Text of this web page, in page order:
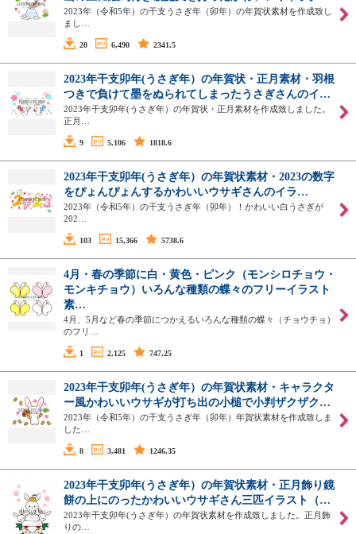
2023年（令和5年）の干支うさぎ年（卯年）の年賀状素材を作成致し
まし…
20 6,490 2341.5
2023年干支卯年(うさぎ年）の年賀状・正月素材・羽根
つきで負けて墨をぬられてしまったうさぎさんのイ…
2023年干支卯年(うさぎ年）の年賀状・正月素材を作成致しました。
正月…
9 5,106 1818.6
2023年干支卯年(うさぎ年）の年賀状素材・2023の数字
をぴょんぴょんするかわいいウサギさんのイラ…
2023年（令和5年）の干支うさぎ年（卯年）！かわいい白うさぎが
202…
103 15,366 5738.6
4月・春の季節に白・黄色・ピンク（モンシロチョウ・
モンキチョウ）いろんな種類の蝶々のフリーイラスト
素…
4月、5月など春の季節につかえるいろんな種類の蝶々（チョウチョ）
のフリ…
1 2,125 747.25
2023年干支卯年(うさぎ年）の年賀状素材・キャラクタ
ー風かわいいウサギが打ち出の小槌で小判ザクザク…
2023年（令和5年）の干支うさぎ年（卯年）年賀状素材を作成致しま
した…
8 3,481 1246.35
2023年干支卯年(うさぎ年）の年賀状素材・正月飾り鏡
餅の上にのったかわいいウサギさん三匹イラスト（…
2023年干支卯年(うさぎ年）の年賀状素材を作成致しました。正月飾
りの…